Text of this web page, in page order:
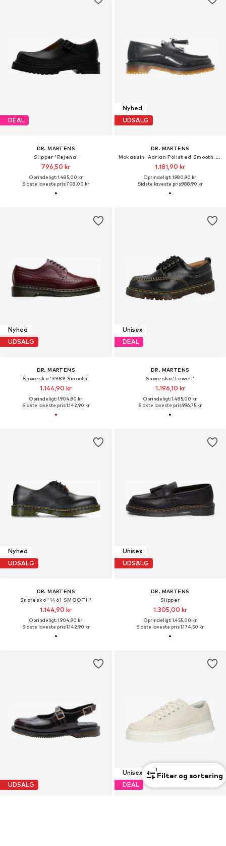
DEAL
DR. MARTENS
Slipper 'Rejena'
796,50 kr
Oprindeligt: 1.485,00 kr
Sidste laveste pris:708,00 kr
Nyhed
UDSALG
DR. MARTENS
Mokassin 'Adrian Polished Smooth Black'
1.181,90 kr
Oprindeligt: 1.980,90 kr
Sidste laveste pris:988,90 kr
Nyhed
UDSALG
DR. MARTENS
Snøresko '3989 Smooth'
1.144,90 kr
Oprindeligt: 1.904,90 kr
Sidste laveste pris:1.142,90 kr
Unisex
DEAL
DR. MARTENS
Snøresko 'Lowell'
1.196,10 kr
Oprindeligt: 1.485,00 kr
Sidste laveste pris:996,75 kr
Nyhed
UDSALG
DR. MARTENS
Snøresko '1461 SMOOTH'
1.144,90 kr
Oprindeligt: 1.904,90 kr
Sidste laveste pris:1.142,90 kr
Unisex
UDSALG
DR. MARTENS
Slipper
1.305,00 kr
Oprindeligt: 1.455,00 kr
Sidste laveste pris:1.174,50 kr
UDSALG
Unisex
DEAL
1
Filter og sortering